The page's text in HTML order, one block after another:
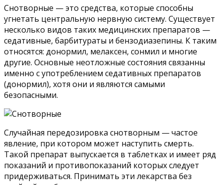
Снотворные — это средства, которые способны
угнетать центральную нервную систему. Существует
несколько видов таких медицинских препаратов —
седативные, барбитураты и бензодиазепины. К таким
относятся: донормил, мелаксен, сонмил и многие
другие. Основные неотложные состояния связанны
именно с употреблением седативных препаратов
(донормил), хотя они и являются самыми
безопасными.
Случайная передозировка снотворным — частое
явление, при котором может наступить смерть.
Такой препарат выпускается в таблетках и имеет ряд
показаний и противопоказаний которых следует
придерживаться. Принимать эти лекарства без